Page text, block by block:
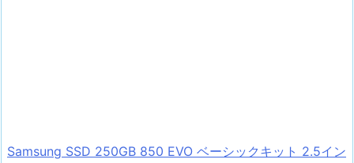
Samsung SSD 250GB 850 EVO ベーシックキット 2.5イン